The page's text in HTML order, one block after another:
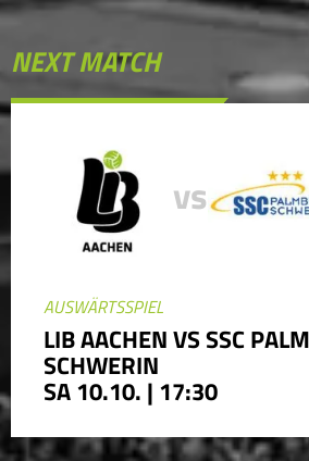
NEXT MATCH
vs
AUSWÄRTSSPIEL
LIB AACHEN VS SSC
SCHWERIN
SA 10.10. | 17:30